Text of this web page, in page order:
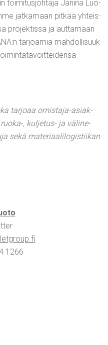
toi­mi­tus­joh­ta­ja Jani­na Luo­
jat­ka­maan pit­kää yhteis­
pro­jek­tis­sa ja aut­ta­maan
tar­joa­mia mah­dol­li­suuk­
tar­jo­aa omis­ta­ja-asiak­
kul­je­tus- ja väli­ne­
sekä mate­ri­aa­li­lo­gis­tii­kan
1266